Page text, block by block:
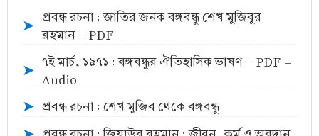
➤
প্রবন্ধ রচনা : জাতির জনক বঙ্গবন্ধু শেখ মুজিবুর
রহমান - PDF
➤
৭ই মার্চ, ১৯৭১ : বঙ্গবন্ধুর ঐতিহাসিক ভাষণ - PDF -
Audio
➤ প্রবন্ধ রচনা : শেখ মুজিব থেকে বঙ্গবন্ধু